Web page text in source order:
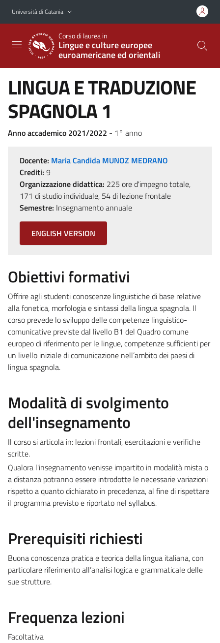
Vai al contenuto principale
Vai al menu di navigazione
Università di Catania
Corso di laurea in
Lingue e culture europee
euroamericane ed orientali
LINGUA E TRADUZIONE
SPAGNOLA 1
Anno accademico 2021/2022 - 1° anno
Docente: Maria Candida MUNOZ MEDRANO
Crediti: 9
Organizzazione didattica: 225 ore d'impegno totale,
171 di studio individuale, 54 di lezione frontale
Semestre: Insegnamento annuale
ENGLISH VERSION
Obiettivi formativi
Offrire agli studenti conoscenze linguistiche di base relative
alla fonetica, morfologia e sintassi della lingua spagnola. Il
corso prevede lo sviluppo delle competenze linguistico-
comunicative previste dal livello B1 del Quadro comune
europeo di riferimento per le lingue, competenze sufficienti per
un livello iniziale di comunicazione nell’ambito dei paesi di
lingua spagnola.
Modalità di svolgimento
dell'insegnamento
Il corso si articola in: lezioni frontali, esercitazioni e verifiche
scritte.
Qualora l'insegnamento venisse impartito in modalità mista o
a distanza potranno essere introdotte le necessarie variazioni
rispetto a quanto dichiarato in precedenza, al fine di rispettare
il programma previsto e riportato nel syllabus.
Prerequisiti richiesti
Buona conoscenza pratica e teorica della lingua italiana, con
particolare riferimento all’analisi logica e grammaticale delle
sue strutture.
Frequenza lezioni
Facoltativa